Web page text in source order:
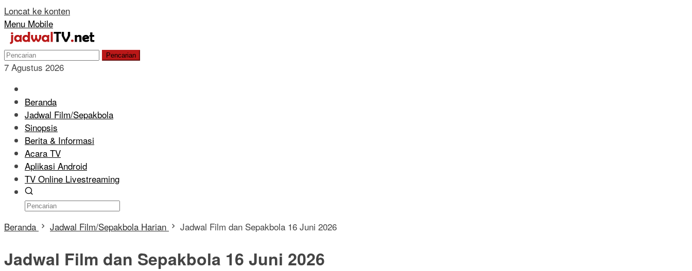
Loncat ke konten
Menu Mobile
Pencarian
7 Agustus 2026
Beranda
Jadwal Film/Sepakbola
Sinopsis
Berita & Informasi
Acara TV
Aplikasi Android
TV Online Livestreaming
Beranda Jadwal Film/Sepakbola Harian Jadwal Film dan Sepakbola 16 Juni 2026
Jadwal Film dan Sepakbola 16 Juni 2026